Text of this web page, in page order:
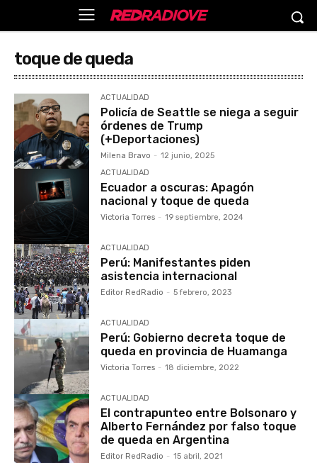
toque de queda
ACTUALIDAD
Policía de Seattle se niega a seguir
órdenes de Trump
(+Deportaciones)
Milena Bravo - 12 junio, 2025
ACTUALIDAD
Ecuador a oscuras: Apagón
nacional y toque de queda
Victoria Torres - 19 septiembre, 2024
ACTUALIDAD
Perú: Manifestantes piden
asistencia internacional
Editor RedRadio - 5 febrero, 2023
ACTUALIDAD
Perú: Gobierno decreta toque de
queda en provincia de Huamanga
Victoria Torres - 18 diciembre, 2022
ACTUALIDAD
El contrapunteo entre Bolsonaro y
Alberto Fernández por falso toque
de queda en Argentina
Editor RedRadio - 15 abril, 2021